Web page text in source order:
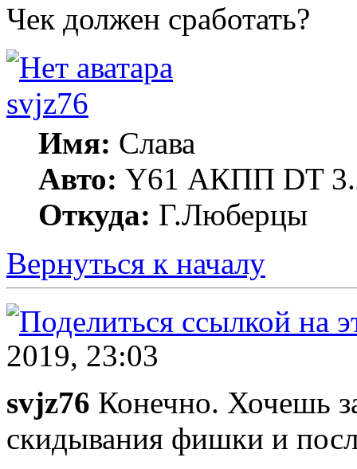
Чек должен сработать?
svjz76
Имя: Слава
Авто: Y61 АКПП DT
Откуда: Г.Люберцы
Вернуться к началу
2019, 23:03
svjz76 Конечно. Хочешь
скидывания фишки и